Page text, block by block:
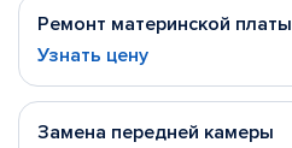
Ремонт материнской платы
Узнать цену
Замена передней камеры